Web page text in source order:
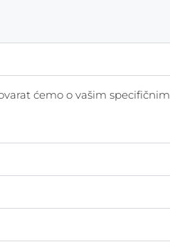
ćemo o vašim specifičnim